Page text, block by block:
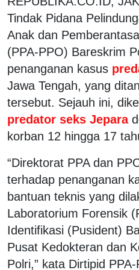
Tindak Pidana
Anak dan
(PPA-PPO) Bareskrim
penanganan kasus
Jawa Tengah, yang
tersebut. Sejauh ini,
predator seks Jepara
korban 12 hingga 17
“Direktorat PPA dan
terhadap penanganan
bantuan teknis yang
Laboratorium Forensik
Identifikasi (Pusident)
Pusat Kedokteran dan
Polri,” kata Dirtipid